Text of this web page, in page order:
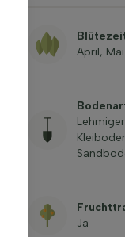
April, Mai
Ja